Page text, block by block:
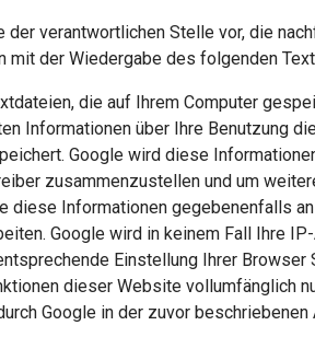
verantwortlichen Stelle vor, die
der Wiedergabe des folgenden
die auf Ihrem Computer
Informationen über Ihre Benutzung
Google wird diese
zusammenzustellen und um
diese Informationen gegebenenfalls
Google wird in keinem Fall Ihre
Einstellung Ihrer
dieser Website vollumfänglich
Google in der zuvor